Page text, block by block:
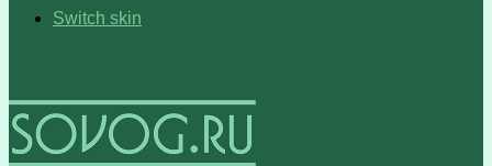
Switch skin